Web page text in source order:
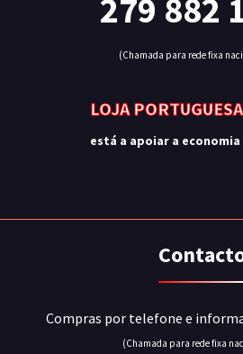
279 882
(Chamada para rede fixa
LOJA PORTUGUESA
está a apoiar a
Compras por telefone e
(Chamada para rede fixa